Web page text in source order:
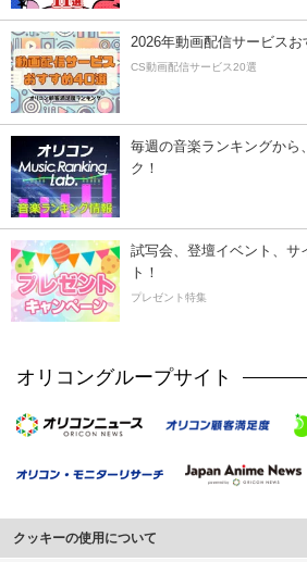
2026年動画配信サービスお
CS動画配信サービス20選
毎週の音楽ランキングから
ク！
試写会、登壇イベント、サ
ト！
プレゼント特集
オリコングループサイト
クッキーの使用について